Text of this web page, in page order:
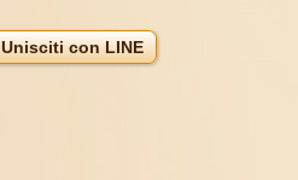
Unisciti con LINE